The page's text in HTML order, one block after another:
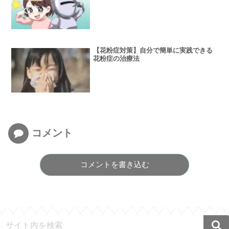
【花粉症対策】自分で簡単に実践できる
花粉症の治療法
コメント
コメントを書き込む